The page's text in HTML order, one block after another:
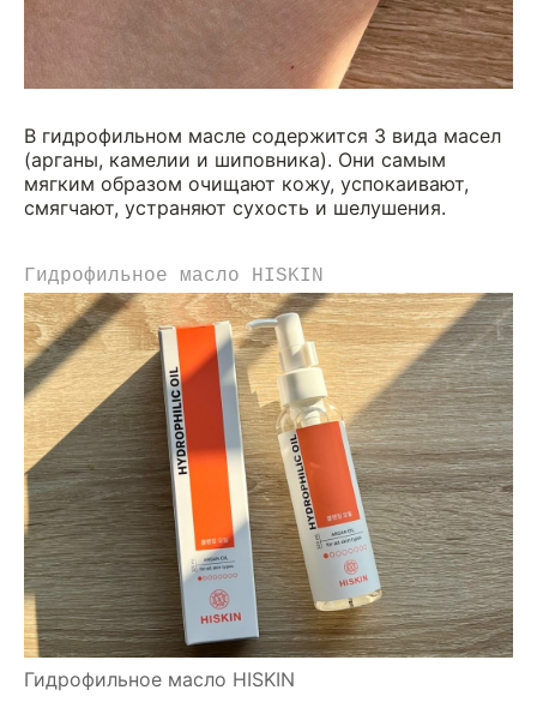
В гидрофильном масле содержится 3 вида масел
(арганы, камелии и шиповника). Они самым
мягким образом очищают кожу, успокаивают,
смягчают, устраняют сухость и шелушения.
Гидрофильное масло HISKIN
Гидрофильное масло HISKIN